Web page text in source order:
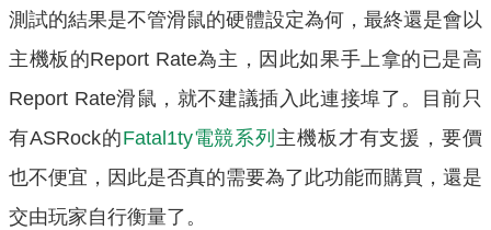
測試的結果是不管滑鼠的硬體設定為何，最終還是會以
主機板的Report Rate為主，因此如果手上拿的已是高
Report Rate滑鼠，就不建議插入此連接埠了。目前只
有ASRock的Fatal1ty電競系列 主機板才有支援，要價
也不便宜，因此是否真的需要為了此功能而購買，還是
交由玩家自行衡量了。